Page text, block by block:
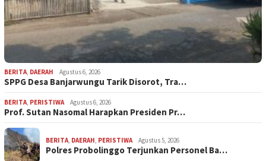
BERITA DAERAH Agustus 6, 2026
SPPG Desa Banjarwungu Tarik Disorot, Tra…
BERITA PERISTIWA Agustus 6, 2026
Prof. Sutan Nasomal Harapkan Presiden Pr…
BERITA DAERAH PERISTIWA Agustus 5, 2026
Polres Probolinggo Terjunkan Personel Ba…